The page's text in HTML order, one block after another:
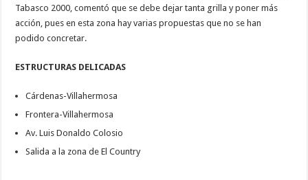
Tabasco 2000, comentó que se debe dejar tanta grilla y poner más
acción, pues en esta zona hay varias propuestas que no se han
podido concretar.
ESTRUCTURAS DELICADAS
Cárdenas-Villahermosa
Frontera-Villahermosa
Av. Luis Donaldo Colosio
Salida a la zona de El Country